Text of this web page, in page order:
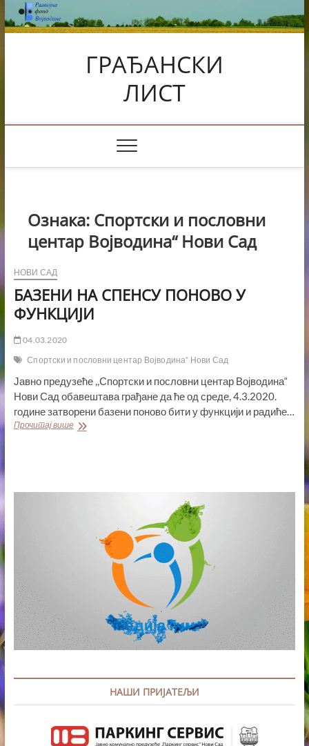
Skip
to
content
ГРАЂАНСКИ
ЛИСТ
Ознака: Спортски и пословни
центар Војводина“ Нови Сад
НОВИ САД
БАЗЕНИ НА СПЕНСУ ПОНОВО У
ФУНКЦИЈИ
04.03.2020
Спортски и пословни центар Војводина“ Нови Сад
Јавно предузеће ,,Спортски и пословни центар Војводина“
Нови Сад обавештава грађане да ће од среде, 4.3.2020.
године затворени базени поново бити у функцији и радиће…
Прочитај вишеБАЗЕНИ
НАШИ ПРИЈАТЕЉИ